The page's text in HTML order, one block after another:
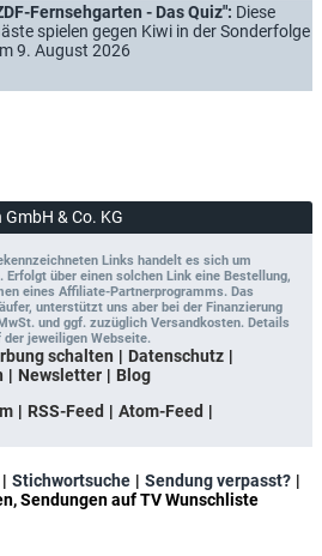
Fernsehgarten - Das Quiz": Diese
spielen gegen Kiwi in der Sonderfolge
9. August 2026
& Co. KG
Links handelt es sich um
über einen solchen Link eine Bestellung,
eines Affiliate-Partnerprogramms. Das
unterstützt uns aber bei der Finanzierung
und ggf. zuzüglich Versandkosten. Details
jeweiligen Webseite.
schalten
Datenschutz
Newsletter
Blog
RSS-Feed
Atom-Feed
Stichwortsuche
Sendung verpasst?
Sendungen auf TV Wunschliste